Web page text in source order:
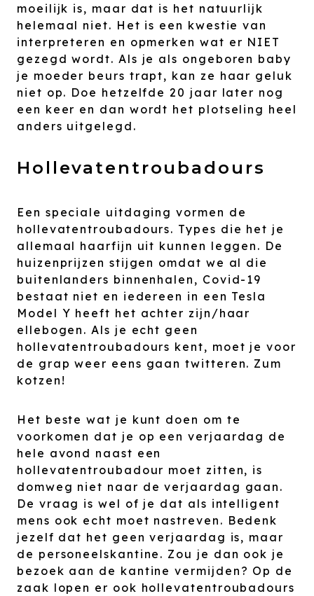
moeilijk is, maar dat is het natuurlijk
helemaal niet. Het is een kwestie van
interpreteren en opmerken wat er NIET
gezegd wordt. Als je als ongeboren baby
je moeder beurs trapt, kan ze haar geluk
niet op. Doe hetzelfde 20 jaar later nog
een keer en dan wordt het plotseling heel
anders uitgelegd.
Hollevatentroubadours
Een speciale uitdaging vormen de
hollevatentroubadours. Types die het je
allemaal haarfijn uit kunnen leggen. De
huizenprijzen stijgen omdat we al die
buitenlanders binnenhalen, Covid-19
bestaat niet en iedereen in een Tesla
Model Y heeft het achter zijn/haar
ellebogen. Als je echt geen
hollevatentroubadours kent, moet je voor
de grap weer eens gaan twitteren. Zum
kotzen!
Het beste wat je kunt doen om te
voorkomen dat je op een verjaardag de
hele avond naast een
hollevatentroubadour moet zitten, is
domweg niet naar de verjaardag gaan.
De vraag is wel of je dat als intelligent
mens ook echt moet nastreven. Bedenk
jezelf dat het geen verjaardag is, maar
de personeelskantine. Zou je dan ook je
bezoek aan de kantine vermijden? Op de
zaak lopen er ook hollevatentroubadours